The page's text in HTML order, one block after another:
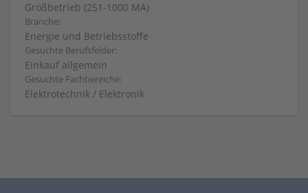
Großbetrieb (251-1000 MA)
Branche:
Energie und Betriebsstoffe
Gesuchte Berufsfelder:
Einkauf allgemein
Gesuchte Fachbereiche:
Elektrotechnik / Elektronik